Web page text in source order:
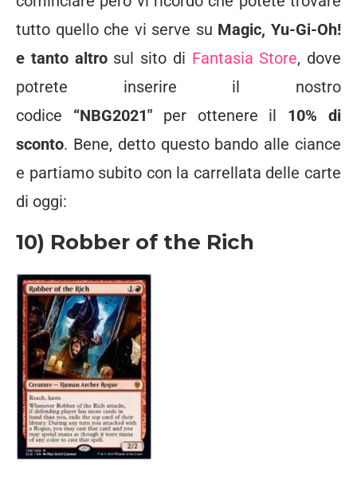
tutto quello che vi serve su Magic, Yu-Gi-Oh!
e tanto altrosul sito di Fantasia Store, dove
potrete inserire il nostro
codice “NBG2021″per ottenere il 10% di
sconto. Bene, detto questo bando alle ciance
e partiamo subito con la carrellata delle carte
di oggi:
10) Robber of the Rich